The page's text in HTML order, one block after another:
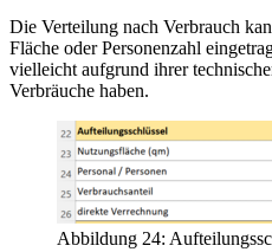
Die Verteilung nach Verbrauch
Fläche oder Personenzahl
vielleicht aufgrund ihrer
Verbräuche haben.
Abbildung 24: